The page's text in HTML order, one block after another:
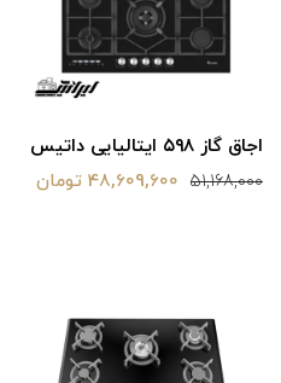
اجاق گاز ۵۹۸ ایتالیایی داتیس
51,168,000 48,609,600 تومان